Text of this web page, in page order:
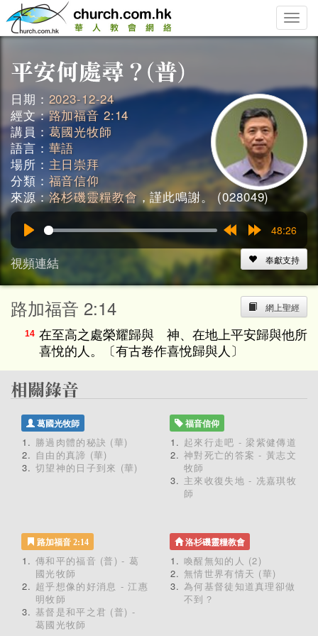
Toggle
日期： 2023-12-24
經文：路加福音 2:14
講員： 葛國光牧師
語言： 華語
場所： 主日崇拜
分類： 福音信仰
來源：洛杉磯靈糧教會 ，謹此鳴謝。 (028049)
15s
15s
48:26
視頻連結 奉獻支持
網上聖經
路加福音 2:14
14 在至高之處榮耀歸與 神、在地上平安歸與他所
喜悅的人。〔有古卷作喜悅歸與人〕
葛國光牧師
勝過肉體的秘訣 (華)
自由的真諦 (華)
切望神的日子到來 (華)
福音信仰
起來行走吧 - 梁紫健傳道
神對死亡的答案 - 黃志文
牧師
主來收復失地 - 冼嘉琪牧
師
路加福音 2:14
傳和平的福音 (普) - 葛
國光牧師
超乎想像的好消息 - 江惠
明牧師
基督是和平之君 (普) -
葛國光牧師
洛杉磯靈糧教會
喚醒無知的人 (2)
無情世界有情天 (華)
為何基督徒知道真理卻做
不到？